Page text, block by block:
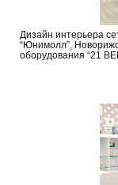
Дизайн интерьера
“Юнимолл”,
оборудования “21